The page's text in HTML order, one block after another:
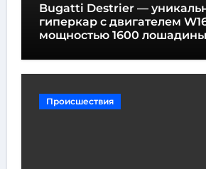
Bugatti Destrier —
гиперкар с двигателем
мощностью 1600
Происшествия